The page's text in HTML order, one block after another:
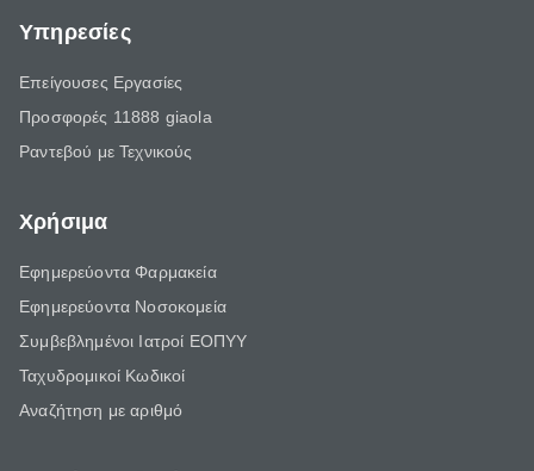
Υπηρεσίες
Επείγουσες Εργασίες
Προσφορές 11888 giaola
Ραντεβού με Τεχνικούς
Χρήσιμα
Εφημερεύοντα Φαρμακεία
Εφημερεύοντα Νοσοκομεία
Συμβεβλημένοι Ιατροί ΕΟΠΥΥ
Ταχυδρομικοί Κωδικοί
Αναζήτηση με αριθμό